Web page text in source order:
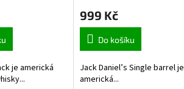
je americká
999 Kč
Do košíku
Jack Daniel’s Single barrel je
americká...